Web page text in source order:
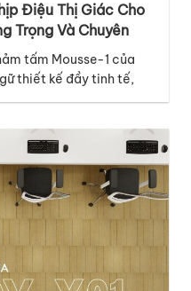
Điệu Thị Giác Cho
Trọng Và Chuyên
tấm Mousse-1 của
thiết kế đầy tinh tế,
hợp với nhiều không
với những đường vân